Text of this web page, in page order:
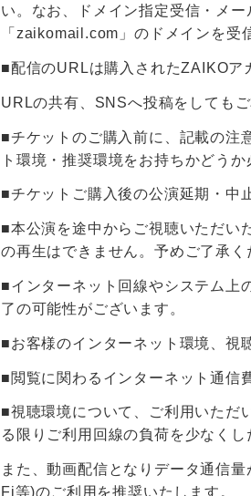
い。なお、ドメイン指定受信・メ
「zaikomail.com」のドメインを受
■配信のURLは購入されたZAIKOア
URLの共有、SNSへ投稿をしても
■チケットのご購入前に、記載の注
ト環境・推奨環境をお持ちかどうか
■チケットご購入後の公演延期・中
■本公演を途中からご視聴いただい
の再生はできません。予めご了承く
■インターネット回線やシステム上
了の可能性がございます。
■お客様のインターネット環境、視
■閲覧に関わるインターネット通信
■視聴環境について、ご利用いただ
る限りご利用回線の負荷を少なくし
また、動画配信となりデータ通信
Fi等)のご利用を推奨いたします。